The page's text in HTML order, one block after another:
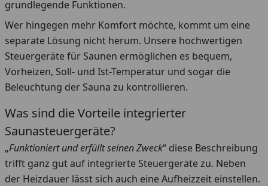
grundlegende Funktionen.
Wer hingegen mehr Komfort möchte, kommt um eine
separate Lösung nicht herum. Unsere hochwertigen
Steuergeräte für Saunen ermöglichen es bequem,
Vorheizen, Soll- und Ist-Temperatur und sogar die
Beleuchtung der Sauna zu kontrollieren.
Was sind die Vorteile integrierter
Saunasteuergeräte?
„Funktioniert und erfüllt seinen Zweck“ diese Beschreibung
trifft ganz gut auf integrierte Steuergeräte zu. Neben
der Heizdauer lässt sich auch eine Aufheizzeit einstellen.